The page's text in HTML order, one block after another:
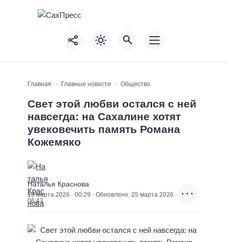
Главная Главные новости Общество
Свет этой любви остался с ней
навсегда: на Сахалине хотят
увековечить память Романа
Кожемяко
Наталья Краснова
13 марта 2026 · 00:29 · Обновлено: 25 марта 2026 ·
06:43